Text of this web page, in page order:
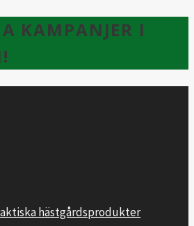
KAMPANJER I
hästgårdsprodukter